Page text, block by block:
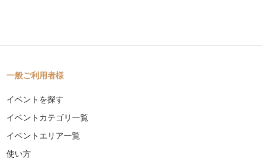
一般ご利用者様
イベントを探す
イベントカテゴリ一覧
イベントエリア一覧
使い方